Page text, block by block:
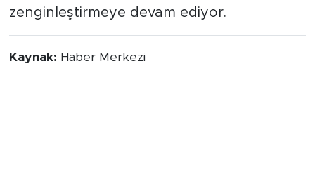
zenginleştirmeye devam ediyor.
Kaynak: Haber Merkezi